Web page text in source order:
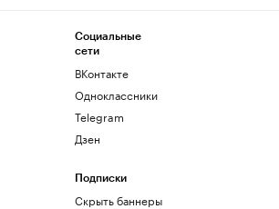
Социальные
сети
ВКонтакте
Одноклассники
Telegram
Дзен
Подписки
Скрыть баннеры